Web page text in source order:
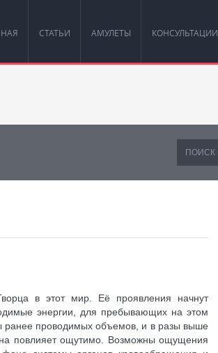
СТАТЬИ АМУЛЕТЫ КОНСУЛЬТАЦИИ
в этот мир. Её проявления начнут
энергии, для пребывающих на этом
ранее проводимых объемов, и в разы выше
повлияет ощутимо. Возможны ощущения